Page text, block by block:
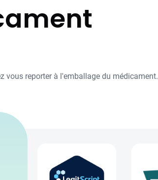
vous reporter à l'emballage du médicament.